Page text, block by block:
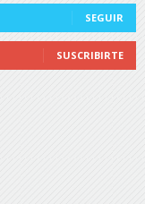
SEGUIR
SUSCRIBIRTE